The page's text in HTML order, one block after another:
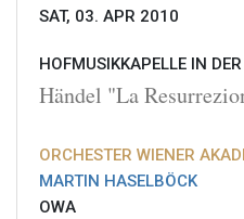
SAT, 03. APR 2010
HOFMUSIKKAPELLE IN
Händel "La
ORCHESTER WIENER
MARTIN HASELBÖCK
OWA